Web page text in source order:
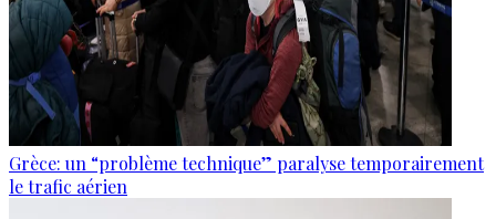
Grèce: un “problème technique” paralyse temporairement
le trafic aérien